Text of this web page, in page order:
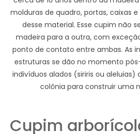
molduras de quadro, portas, caixas
desse material. Esse cupim não
madeira para a outra, com
ponto de contato entre ambas. As
estruturas se dão no momento
indivíduos alados (siriris ou aleluias)
colônia para construir uma
Cupim